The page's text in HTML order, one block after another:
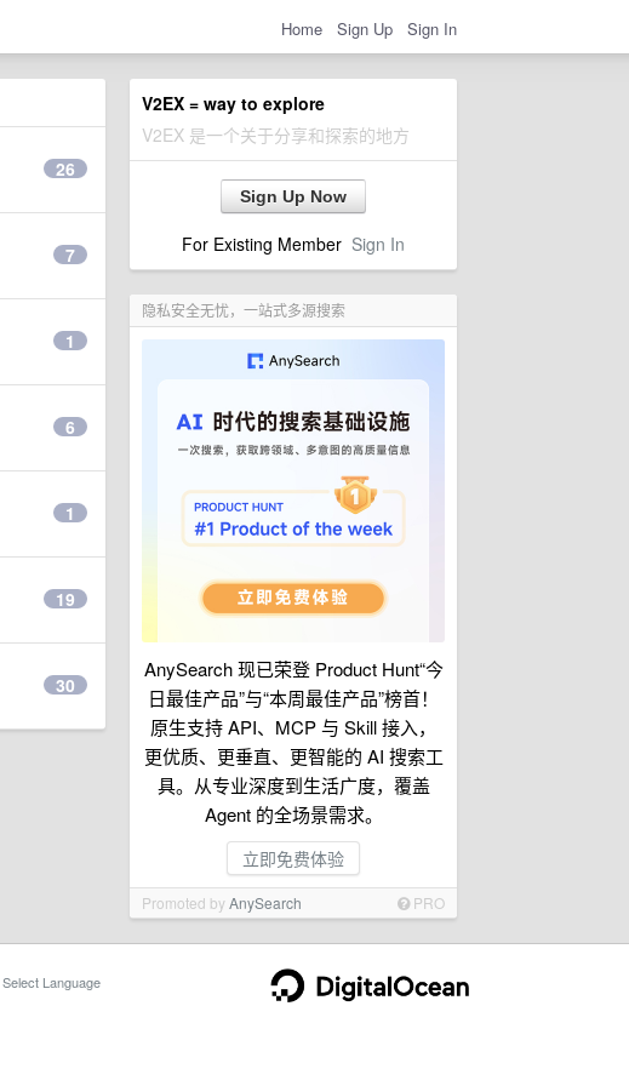
Home Sign Up Sign In
V2EX = way to explore
V2EX 是一个关于分享和探索的地方
Sign Up Now
For Existing Member Sign In
隐私安全无忧，一站式多源搜索
AnySearch 现已荣登 Product Hunt“今
日最佳产品”与“本周最佳产品”榜首！
原生支持 API、MCP 与 Skill 接入，
更优质、更垂直、更智能的 AI 搜索工
具。从专业深度到生活广度，覆盖
Agent 的全场景需求。
立即免费体验
Promoted byAnySearch PRO
26
7
1
6
1
19
30
Select Language